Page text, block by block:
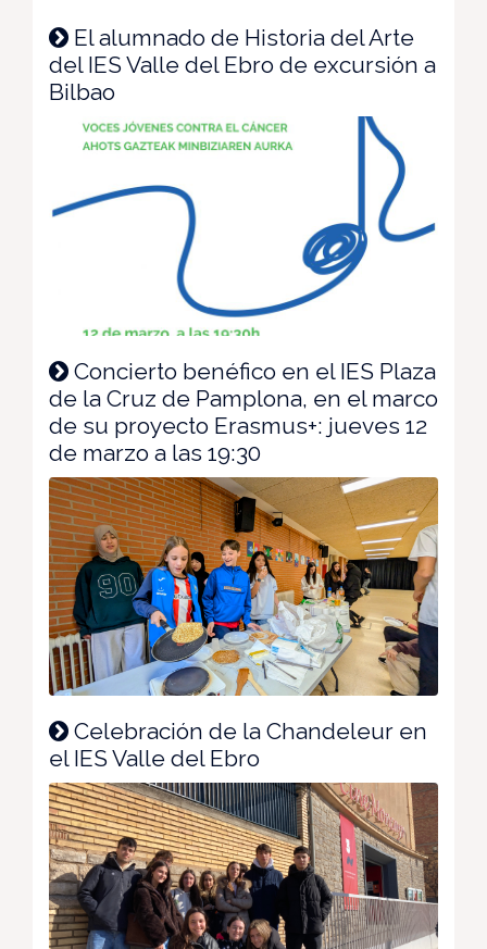
El alumnado de Historia del Arte
del IES Valle del Ebro de excursión a
Bilbao
Concierto benéfico en el IES Plaza
de la Cruz de Pamplona, en el marco
de su proyecto Erasmus+: jueves 12
de marzo a las 19:30
Celebración de la Chandeleur en
el IES Valle del Ebro